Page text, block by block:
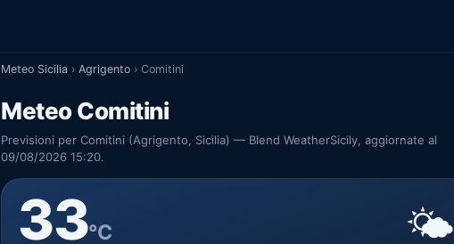
Meteo Sicilia › Agrigento › Comitini
Meteo Comitini
Previsioni per Comitini (Agrigento, Sicilia) — Blend WeatherSicily, aggiornate al
09/08/2026 15:20.
33°C 🌤️